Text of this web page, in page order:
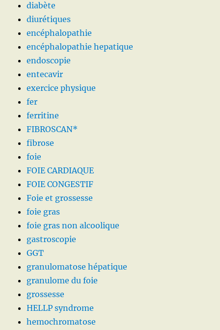
diabète
diurétiques
encéphalopathie
encéphalopathie hepatique
endoscopie
entecavir
exercice physique
fer
ferritine
FIBROSCAN*
fibrose
foie
FOIE CARDIAQUE
FOIE CONGESTIF
Foie et grossesse
foie gras
foie gras non alcoolique
gastroscopie
GGT
granulomatose hépatique
granulome du foie
grossesse
HELLP syndrome
hemochromatose